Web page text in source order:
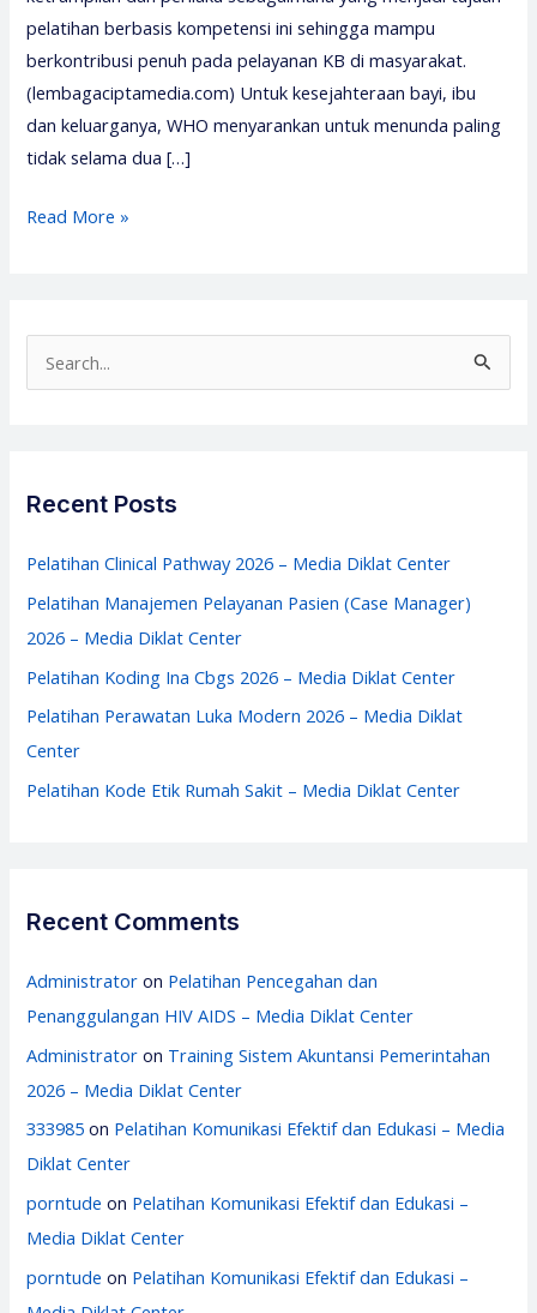
pelatihan berbasis kompetensi ini sehingga mampu
berkontribusi penuh pada pelayanan KB di masyarakat.
(lembagaciptamedia.com) Untuk kesejahteraan bayi, ibu
dan keluarganya, WHO menyarankan untuk menunda paling
tidak selama dua […]
Pelatihan
Read More »
e
f
o
r
Recent Posts
Pelatihan Clinical Pathway 2026 – Media Diklat Center
Pelatihan Manajemen Pelayanan Pasien (Case Manager)
2026 – Media Diklat Center
Pelatihan Koding Ina Cbgs 2026 – Media Diklat Center
Pelatihan Perawatan Luka Modern 2026 – Media Diklat
Center
Pelatihan Kode Etik Rumah Sakit – Media Diklat Center
Recent Comments
Administrator on Pelatihan Pencegahan dan
Penanggulangan HIV AIDS – Media Diklat Center
Administrator on Training Sistem Akuntansi Pemerintahan
2026 – Media Diklat Center
333985 on Pelatihan Komunikasi Efektif dan Edukasi – Media
Diklat Center
porntude on Pelatihan Komunikasi Efektif dan Edukasi –
Media Diklat Center
porntude on Pelatihan Komunikasi Efektif dan Edukasi –